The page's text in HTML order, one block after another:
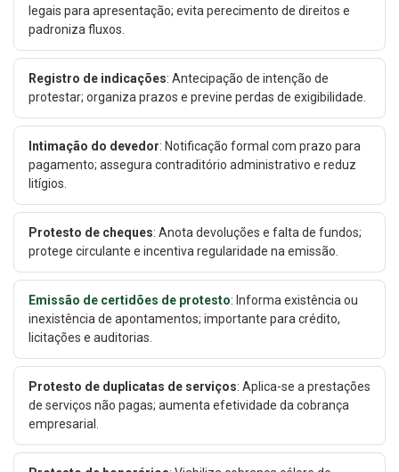
legais para apresentação; evita perecimento de direitos e
padroniza fluxos.
Registro de indicações: Antecipação de intenção de
protestar; organiza prazos e previne perdas de exigibilidade.
Intimação do devedor: Notificação formal com prazo para
pagamento; assegura contraditório administrativo e reduz
litígios.
Protesto de cheques: Anota devoluções e falta de fundos;
protege circulante e incentiva regularidade na emissão.
Emissão de certidões de protesto: Informa existência ou
inexistência de apontamentos; importante para crédito,
licitações e auditorias.
Protesto de duplicatas de serviços: Aplica-se a prestações
de serviços não pagas; aumenta efetividade da cobrança
empresarial.